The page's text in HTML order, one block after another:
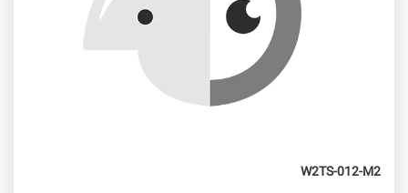
W2TS-012-M2